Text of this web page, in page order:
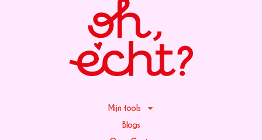
Mijn tools
Blogs